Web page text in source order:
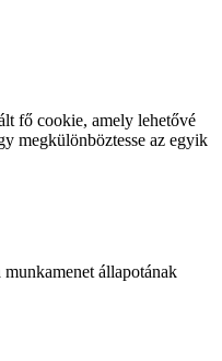
fő cookie, amely lehetővé
megkülönböztesse az egyik
állapotának